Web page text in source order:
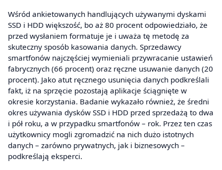
Wśród ankietowanych handlujących używanymi dyskami
SSD i HDD większość, bo aż 80 procent odpowiedziało, że
przed wysłaniem formatuje je i uważa tę metodę za
skuteczny sposób kasowania danych. Sprzedawcy
smartfonów najczęściej wymieniali przywracanie ustawień
fabrycznych (66 procent) oraz ręczne usuwanie danych (20
procent). Jako atut ręcznego usunięcia danych podkreślali
fakt, iż na sprzęcie pozostają aplikacje ściągnięte w
okresie korzystania. Badanie wykazało również, że średni
okres używania dysków SSD i HDD przed sprzedażą to dwa
i pół roku, a w przypadku smartfonów – rok. Przez ten czas
użytkownicy mogli zgromadzić na nich dużo istotnych
danych – zarówno prywatnych, jak i biznesowych –
podkreślają eksperci.